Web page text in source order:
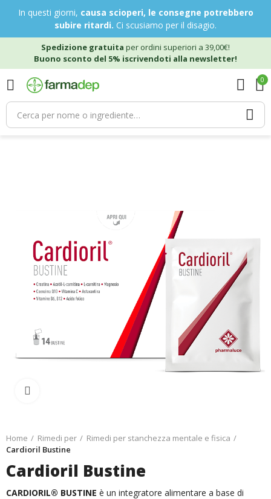
In questi giorni, causa scioperi, le consegne potrebbero
subire ritardi. Ci scusiamo per il disagio.
Spedizione gratuita per ordini superiori a 39,00€!
Buono sconto del 5% iscrivendoti alla newsletter!
0
Home Rimedi per
Rimedi per stanchezza mentale e fisica
Cardioril Bustine
Cardioril Bustine
CARDIORIL® BUSTINE è un integratore alimentare a base di